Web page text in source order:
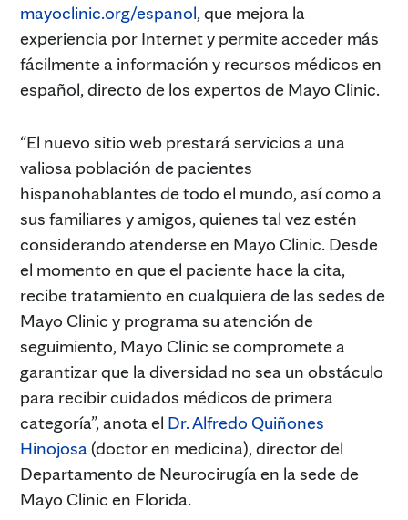
mayoclinic.org/espanol, que mejora la
experiencia por Internet y permite acceder más
fácilmente a información y recursos médicos en
español, directo de los expertos de Mayo Clinic.
“El nuevo sitio web prestará servicios a una
valiosa población de pacientes
hispanohablantes de todo el mundo, así como a
sus familiares y amigos, quienes tal vez estén
considerando atenderse en Mayo Clinic. Desde
el momento en que el paciente hace la cita,
recibe tratamiento en cualquiera de las sedes de
Mayo Clinic y programa su atención de
seguimiento, Mayo Clinic se compromete a
garantizar que la diversidad no sea un obstáculo
para recibir cuidados médicos de primera
categoría”, anota el Dr. Alfredo Quiñones
Hinojosa(doctor en medicina), director del
Departamento de Neurocirugía en la sede de
Mayo Clinic en Florida.